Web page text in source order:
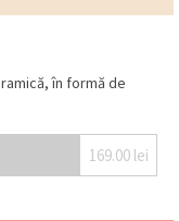
în formă de
169.00 lei